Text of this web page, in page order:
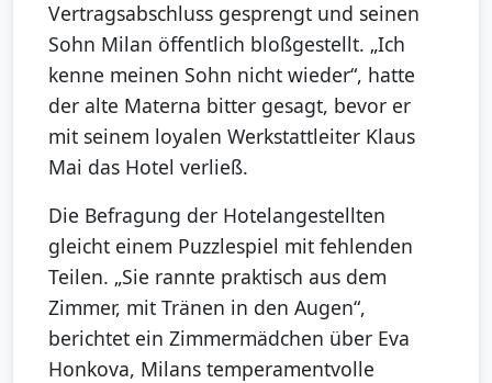
Vertragsabschluss gesprengt und seinen
Sohn Milan öffentlich bloßgestellt. „Ich
kenne meinen Sohn nicht wieder“, hatte
der alte Materna bitter gesagt, bevor er
mit seinem loyalen Werkstattleiter Klaus
Mai das Hotel verließ.
Die Befragung der Hotelangestellten
gleicht einem Puzzlespiel mit fehlenden
Teilen. „Sie rannte praktisch aus dem
Zimmer, mit Tränen in den Augen“,
berichtet ein Zimmermädchen über Eva
Honkova, Milans temperamentvolle